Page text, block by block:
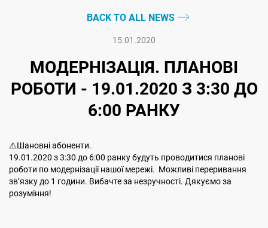
BACK TO ALL NEWS
15.01.2020
МОДЕРНІЗАЦІЯ. ПЛАНОВІ
РОБОТИ - 19.01.2020 З 3:30 ДО
6:00 РАНКУ
⚠️Шановні абоненти.
19.01.2020 з 3:30 до 6:00 ранку будуть проводитися планові
роботи по модернізації нашої мережі. Можливі переривання
звʼязку до 1 години. Вибачте за незручності. Дякуємо за
розуміння!